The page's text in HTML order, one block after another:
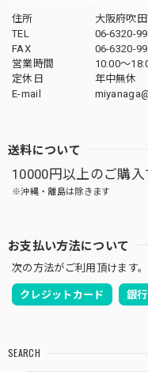
住所
大阪府吹
TEL
06-6320-
FAX
06-6320-
営業時間
10:00～
定休日
年中無休
E-mail
送料について
10000円以上のご購入
※沖縄・離島は除きます
お支払い方法について
次の方法がご利用頂けます。
クレジットカード 銀
SEARCH